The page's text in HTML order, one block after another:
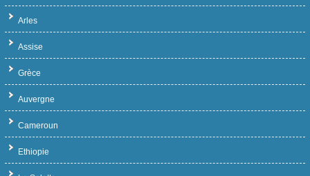
Arles
Assise
Grèce
Auvergne
Cameroun
Ethiopie